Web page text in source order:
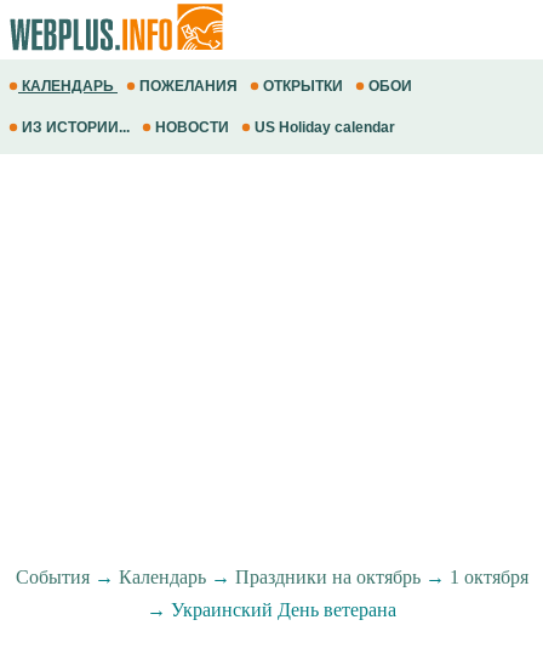
КАЛЕНДАРЬ ПОЖЕЛАНИЯ ОТКРЫТКИ ОБОИ
ИЗ ИСТОРИИ... НОВОСТИ US Holiday calendar
События→ Календарь→ Праздники на октябрь→ 1 октября
→ Украинский День ветерана